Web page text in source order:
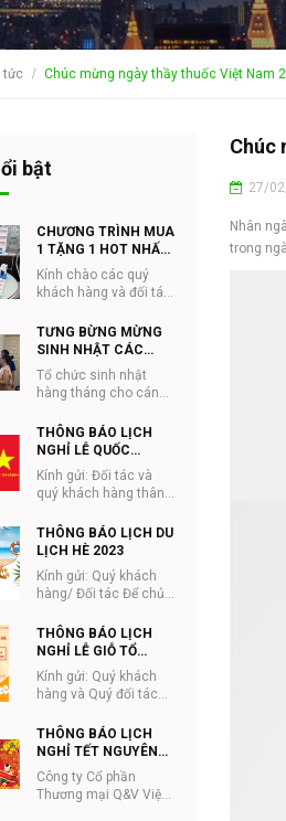
tức / Chúc mừng ngày thầy thuốc Việt Nam
Chúc
27/
Nhân
trong
bật
CHƯƠNG TRÌNH MUA
1 TẶNG 1 HOT NHẤT
NĂM CỦA Q&V
Kính chào các quý
khách hàng và đối tác
Nhằm hưởng ứng
tháng #NHÃN_KHOA
TƯNG BỪNG MỪNG
SINH NHẬT CÁC
THÀNH VIÊN Q&V
THÁNG 8
Tổ chức sinh nhật
hàng tháng cho cán
viên Q&V đã trở thành
một nét đẹp...
THÔNG BÁO LỊCH
NGHỈ LỄ QUỐC
KHÁNH 2/9
Kính gửi: Đối tác và
quý khách hàng thân
cho việc giao hàng,
đặt hàng được tiệ...
THÔNG BÁO LỊCH DU
LỊCH HÈ 2023
Kính gửi: Quý khách
hàng/ Đối tác Để chủ
đặt hàng giao hàng
Công ty Cổ phần ...
THÔNG BÁO LỊCH
NGHỈ LỄ GIỖ TỔ
HÙNG VƯƠNG VÀ
30/4-1/5 NĂM 2023
Kính gửi: Quý khách
hàng và Quý đối tác
Thương mại Q&V Việt
Nam thông báo lịc...
THÔNG BÁO LỊCH
NGHỈ TẾT NGUYÊN
ĐÁN 2023
Công ty Cổ phần
Thương mại Q&V Việt